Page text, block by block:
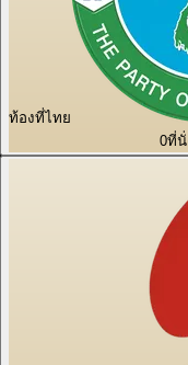
ท้องที่ไทย
0ที่นั่